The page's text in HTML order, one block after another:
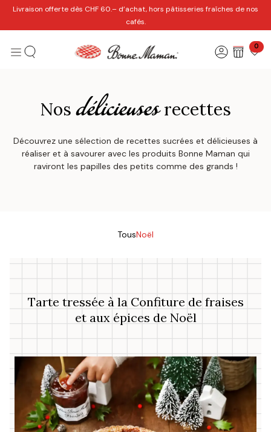
Se rendre au contenu
Livraison offerte dès CHF 60.– d’achat, hors pâtisseries fraîches de nos
cafés.
0
Nosdélicieusesrecettes
Découvrez une sélection de recettes sucrées et délicieuses à
réaliser et à savourer avec les produits Bonne Maman qui
raviront les papilles des petits comme des grands !
TousNoël
Tarte tressée à la Confiture de fraises
et aux épices de Noël